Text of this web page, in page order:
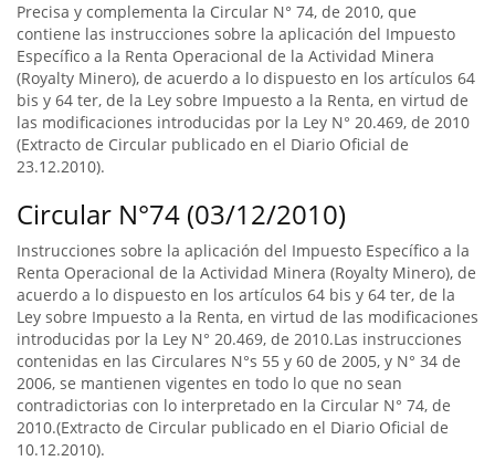
Precisa y complementa la Circular N° 74, de 2010, que
contiene las instrucciones sobre la aplicación del Impuesto
Específico a la Renta Operacional de la Actividad Minera
(Royalty Minero), de acuerdo a lo dispuesto en los artículos 64
bis y 64 ter, de la Ley sobre Impuesto a la Renta, en virtud de
las modificaciones introducidas por la Ley N° 20.469, de 2010
(Extracto de Circular publicado en el Diario Oficial de
23.12.2010).
Circular N°74 (03/12/2010)
Instrucciones sobre la aplicación del Impuesto Específico a la
Renta Operacional de la Actividad Minera (Royalty Minero), de
acuerdo a lo dispuesto en los artículos 64 bis y 64 ter, de la
Ley sobre Impuesto a la Renta, en virtud de las modificaciones
introducidas por la Ley N° 20.469, de 2010.Las instrucciones
contenidas en las Circulares N°s 55 y 60 de 2005, y N° 34 de
2006, se mantienen vigentes en todo lo que no sean
contradictorias con lo interpretado en la Circular N° 74, de
2010.(Extracto de Circular publicado en el Diario Oficial de
10.12.2010).